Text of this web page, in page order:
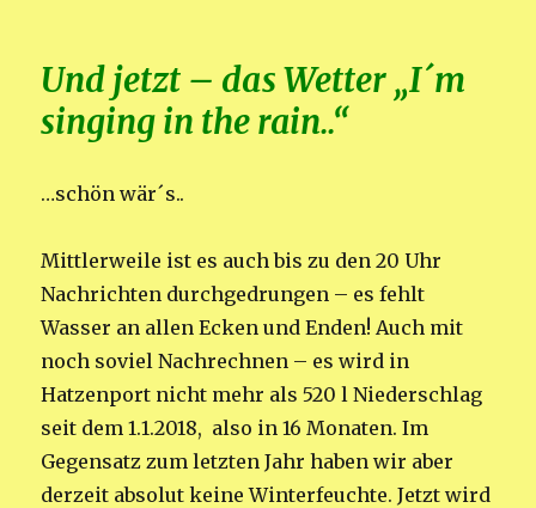
Und jetzt – das Wetter „I´m
singing in the rain..“
…schön wär´s..
Mittlerweile ist es auch bis zu den 20 Uhr
Nachrichten durchgedrungen – es fehlt
Wasser an allen Ecken und Enden! Auch mit
noch soviel Nachrechnen – es wird in
Hatzenport nicht mehr als 520 l Niederschlag
seit dem 1.1.2018, also in 16 Monaten. Im
Gegensatz zum letzten Jahr haben wir aber
derzeit absolut keine Winterfeuchte. Jetzt wird